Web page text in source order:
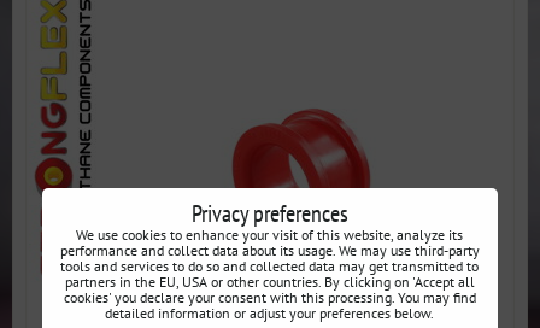
Privacy preferences
We use cookies to enhance your visit of this website, analyze its
performance and collect data about its usage. We may use third-party
tools and services to do so and collected data may get transmitted to
partners in the EU, USA or other countries. By clicking on 'Accept all
cookies' you declare your consent with this processing. You may find
detailed information or adjust your preferences below.